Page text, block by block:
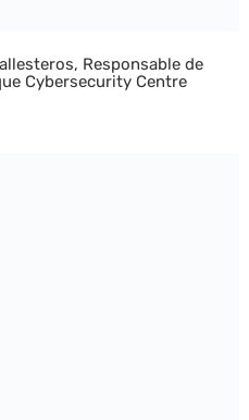
Responsable de
Cybersecurity Centre